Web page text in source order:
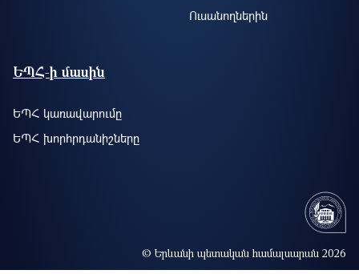
Ուսանողներին
ԵՊՀ-ի մասին
ԵՊՀ կառավարումը
ԵՊՀ խորհրդանիշները
© Երևանի պետական համալսարան 2026